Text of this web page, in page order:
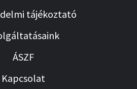
tájékoztató
ÁSZF
Kapcsolat